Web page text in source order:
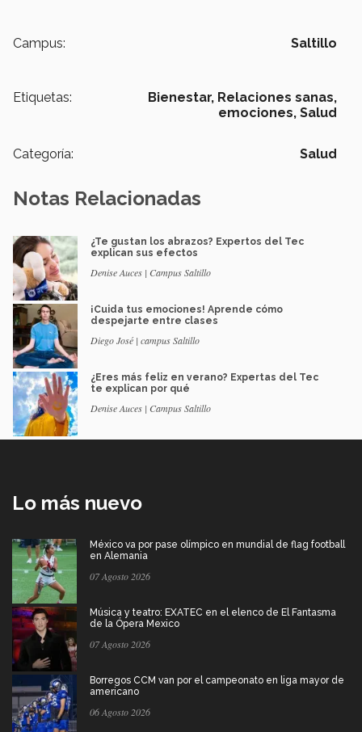
Campus: Saltillo
Etiquetas: Bienestar, Relaciones sanas,
emociones, Salud
Categoría: Salud
Notas Relacionadas
¿Te gustan los abrazos? Expertos del Tec
explican sus efectos
Denise Auces | Campus Saltillo
¡Cuida tus emociones! Aprende cómo
despejarte entre clases
Diego José | campus Saltillo
¿Eres más feliz en verano? Expertas del Tec
te explican por qué
Denise Auces | Campus Saltillo
Lo más nuevo
México va por pase olímpico en mundial de flag football
en Alemania
07 Agosto 2026
Música y teatro: EXATEC en el elenco de El Fantasma
de la Ópera Mexico
07 Agosto 2026
Borregos CCM van por el campeonato en liga mayor de
americano
06 Agosto 2026